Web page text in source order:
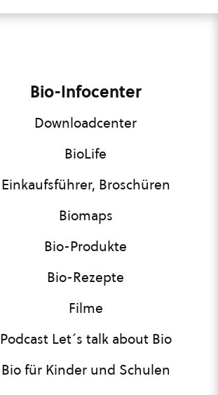
Bio-Infocenter
Downloadcenter
BioLife
Einkaufsführer, Broschüren
Biomaps
Bio-Produkte
Bio-Rezepte
Filme
Podcast Let´s talk about Bio
Bio für Kinder und Schulen